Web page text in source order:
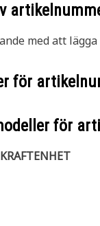
med att
för
för